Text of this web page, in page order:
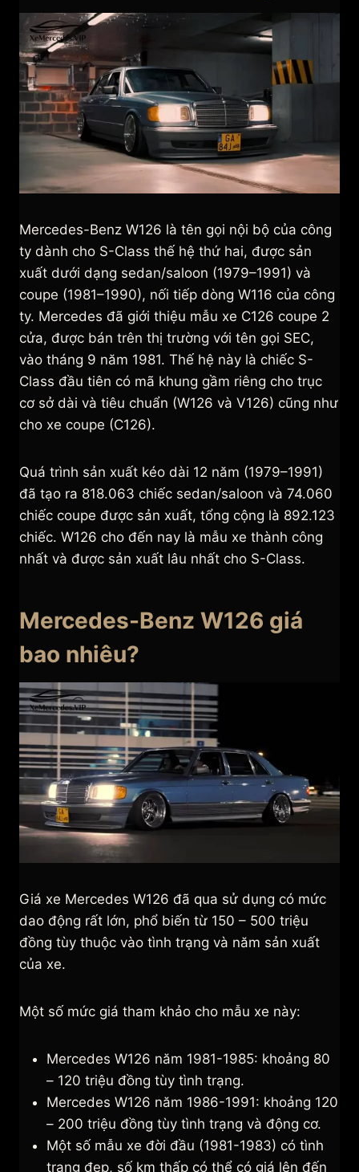
Mercedes-Benz W126 là tên gọi nội bộ của công
ty dành cho S-Class thế hệ thứ hai, được sản
xuất dưới dạng sedan/saloon (1979–1991) và
coupe (1981–1990), nối tiếp dòng W116 của công
ty. Mercedes đã giới thiệu mẫu xe C126 coupe 2
cửa, được bán trên thị trường với tên gọi SEC,
vào tháng 9 năm 1981. Thế hệ này là chiếc S-
Class đầu tiên có mã khung gầm riêng cho trục
cơ sở dài và tiêu chuẩn (W126 và V126) cũng như
cho xe coupe (C126).
Quá trình sản xuất kéo dài 12 năm (1979–1991)
đã tạo ra 818.063 chiếc sedan/saloon và 74.060
chiếc coupe được sản xuất, tổng cộng là 892.123
chiếc. W126 cho đến nay là mẫu xe thành công
nhất và được sản xuất lâu nhất cho S-Class.
Mercedes-Benz W126 giá
bao nhiêu?
Giá xe Mercedes W126 đã qua sử dụng có mức
dao động rất lớn, phổ biến từ 150 – 500 triệu
đồng tùy thuộc vào tình trạng và năm sản xuất
của xe.
Một số mức giá tham khảo cho mẫu xe này:
Mercedes W126 năm 1981-1985: khoảng 80
– 120 triệu đồng tùy tình trạng.
Mercedes W126 năm 1986-1991: khoảng 120
– 200 triệu đồng tùy tình trạng và động cơ.
Một số mẫu xe đời đầu (1981-1983) có tình
trạng đẹp, số km thấp có thể có giá lên đến